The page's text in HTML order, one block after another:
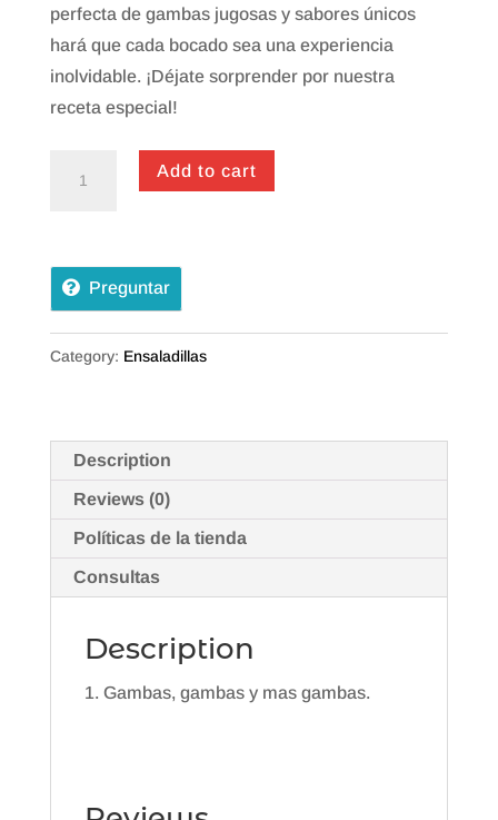
perfecta de gambas jugosas y sabores únicos
hará que cada bocado sea una experiencia
inolvidable. ¡Déjate sorprender por nuestra
receta especial!
Add to cart
Preguntar
Category: Ensaladillas
Description
Reviews (0)
Políticas de la tienda
Consultas
Description
Gambas, gambas y mas gambas.